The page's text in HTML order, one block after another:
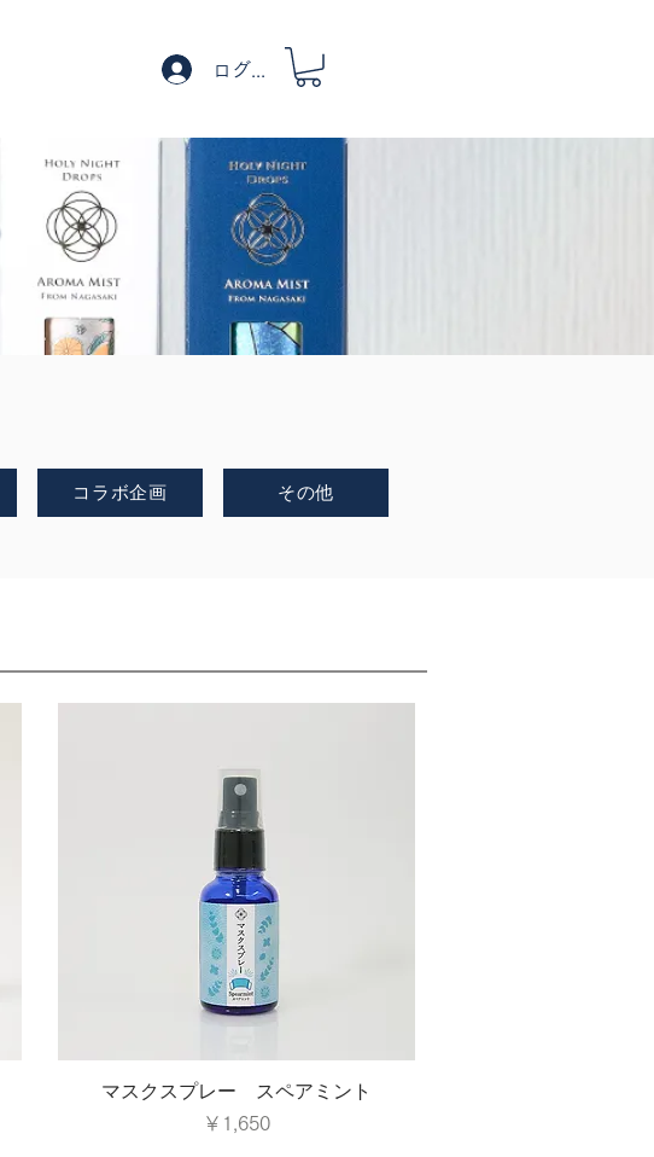
ログイン
コラボ企画 その他
マスクスプレー スペアミント
価格
￥1,650